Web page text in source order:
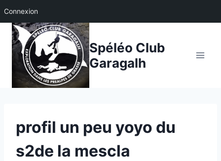
Connexion
Aller
contenu
Spéléo Club
Garagalh
profil un peu yoyo du
s2de la mescla